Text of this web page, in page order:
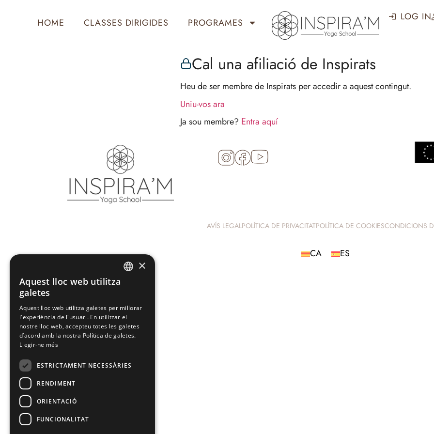
HOME CLASSES DIRIGIDES PROGRAMES LOG IN
Cal una afiliació de Inspirats
Heu de ser membre de Inspirats per accedir a aquest contingut.
Uniu-vos ara
Ja sou membre? Entra aquí
AVÍS LEGALPOLÍTICA DE PRIVACITATPOLÍTICA DE COOKIESCONDICIONS
×
Aquest lloc web utilitza
galetes
Aquest lloc web utilitza galetes per millorar
l'experiència de l'usuari. En utilitzar el
nostre lloc web, accepteu totes les galetes
d’acord amb la nostra Política de galetes.
Llegir-ne més
ESTRICTAMENT NECESSÀRIES
RENDIMENT
ORIENTACIÓ
FUNCIONALITAT